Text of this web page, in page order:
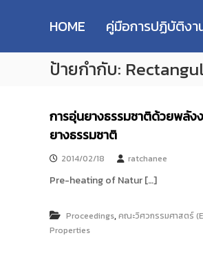
p
M
T
T
e
s
e
a
r
c
h
R
e
ห
วิ
ท
ย
เ
โ
โ
ยี
HOME คู่มือการปฏิบัติงา
ป้ายกำกับ:
การอุ่นยางธรรมชาติด้วยพลัง
ยางธรรมชาติ
2014/02/18 ratchanee
Pre-heating of Natur […]
Proceedings,คณะวิศวกรรมศาสตร์
Properties